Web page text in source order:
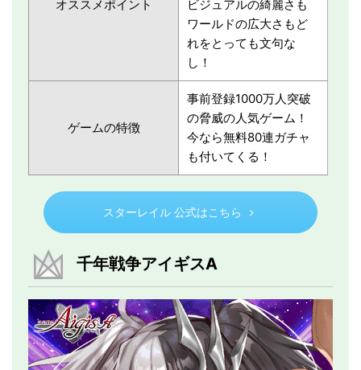
オススメポイント
ビジュアルの綺麗さも
ワールドの広大さもど
れをとっても文句な
し！
ゲームの特徴
事前登録1000万人突破
の脅威の人気ゲーム！
今なら無料80連ガチャ
も付いてくる！
スターレイル 公式はこちら
千年戦争アイギスA